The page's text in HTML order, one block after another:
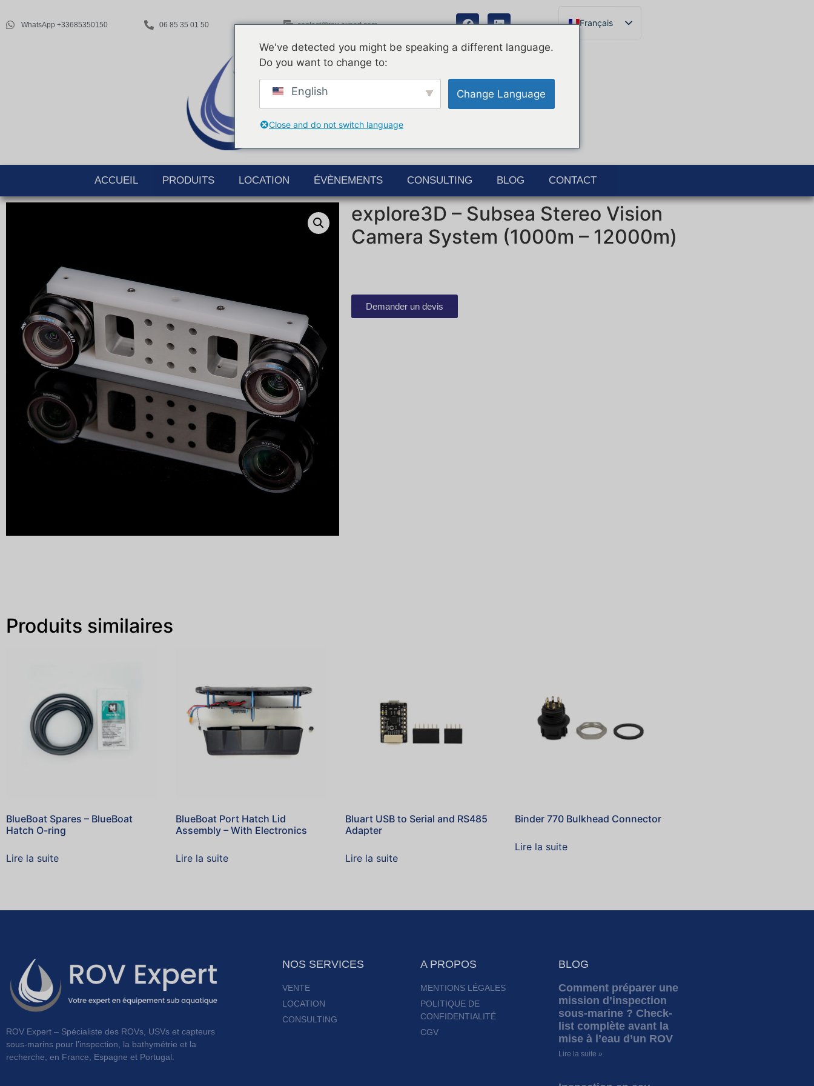
WhatsApp +33685350150 06 85 35 01 50 contact@rov-expert.com
Français
Ελληνικά
ACCUEIL PRODUITS LOCATION ÉVÈNEMENTS CONSULTING BLOG CONTACT
explore3D – Subsea Stereo Vision
Camera System (1000m – 12000m)
Demander un devis
Produits similaires
BlueBoat Spares – BlueBoat
Hatch O-ring
Lire la suite
BlueBoat Port Hatch Lid
Assembly – With Electronics
Lire la suite
Bluart USB to Serial and RS485
Adapter
Lire la suite
Binder 770 Bulkhead Connector
Lire la suite
ROV Expert – Spécialiste des ROVs, USVs et capteurs
sous-marins pour l’inspection, la bathymétrie et la
recherche, en France, Espagne et Portugal.
NOS SERVICES
VENTE
LOCATION
CONSULTING
A PROPOS
MENTIONS LÉGALES
POLITIQUE DE
CONFIDENTIALITÉ
CGV
BLOG
Comment préparer une
mission d’inspection
sous-marine ? Check-
list complète avant la
mise à l’eau d’un ROV
Lire la suite »
We've detected you might be speaking a different language.
Do you want to change to:
English Change Language
Close and do not switch language